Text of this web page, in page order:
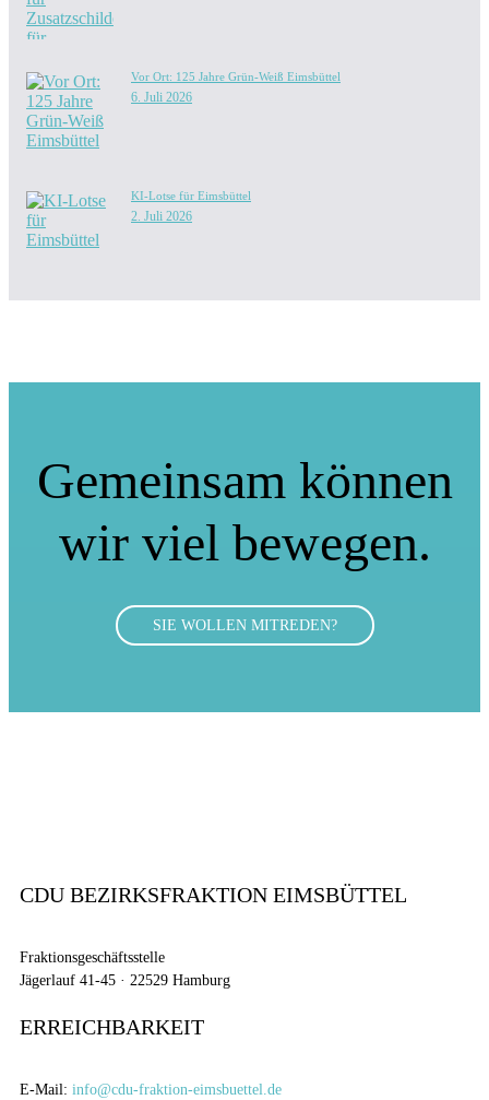
Vor Ort: 125 Jahre Grün-Weiß Eimsbüttel
6. Juli 2026
KI-Lotse für Eimsbüttel
2. Juli 2026
Gemeinsam können
wir viel bewegen.
SIE WOLLEN MITREDEN?
CDU BEZIRKSFRAKTION EIMSBÜTTEL
Fraktionsgeschäftsstelle
Jägerlauf 41-45 · 22529 Hamburg
ERREICHBARKEIT
E-Mail: info@cdu-fraktion-eimsbuettel.de